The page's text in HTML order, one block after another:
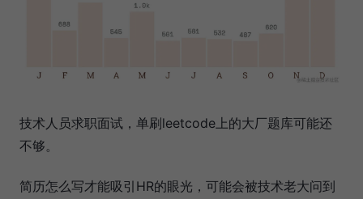
技术人员求职面试，单刷leetcode上的大厂题库可能还
不够。
简历怎么写才能吸引HR的眼光，可能会被技术老大问到